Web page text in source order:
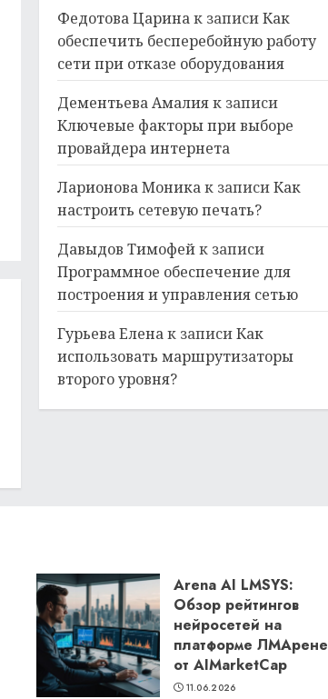
Федотова Царинак записиКак
обеспечить бесперебойную работу
сети при отказе оборудования
Дементьева Амалияк записи
Ключевые факторы при выборе
провайдера интернета
Ларионова Моникак записиКак
настроить сетевую печать?
Давыдов Тимофейк записи
Программное обеспечение для
построения и управления сетью
Гурьева Еленак записиКак
использовать маршрутизаторы
второго уровня?
Arena AI LMSYS:
Обзор рейтингов
нейросетей на
платформе ЛМАрене
от AIMarketCap
11.06.2026